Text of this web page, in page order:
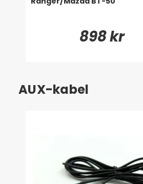
898 kr
AUX-kabel